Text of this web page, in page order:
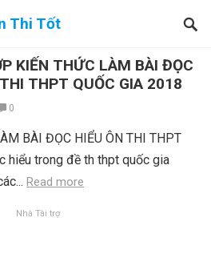
Thi Tốt
KIẾN THỨC LÀM BÀI ĐỌC
THPT QUỐC GIA 2018
0
BÀI ĐỌC HIỂU ÔN THI THPT
hiểu trong đề th thpt quốc gia
Read more
Nhà Tài trợ